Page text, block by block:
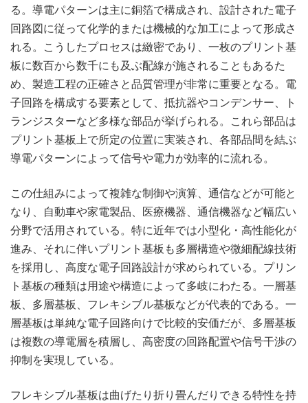
る。導電パターンは主に銅箔で構成され、設計された電子
回路図に従って化学的または機械的な加工によって形成さ
れる。こうしたプロセスは緻密であり、一枚のプリント基
板に数百から数千にも及ぶ配線が施されることもあるた
め、製造工程の正確さと品質管理が非常に重要となる。電
子回路を構成する要素として、抵抗器やコンデンサー、ト
ランジスターなど多様な部品が挙げられる。これら部品は
プリント基板上で所定の位置に実装され、各部品間を結ぶ
導電パターンによって信号や電力が効率的に流れる。
この仕組みによって複雑な制御や演算、通信などが可能と
なり、自動車や家電製品、医療機器、通信機器など幅広い
分野で活用されている。特に近年では小型化・高性能化が
進み、それに伴いプリント基板も多層構造や微細配線技術
を採用し、高度な電子回路設計が求められている。プリン
ト基板の種類は用途や構造によって多岐にわたる。一層基
板、多層基板、フレキシブル基板などが代表的である。一
層基板は単純な電子回路向けで比較的安価だが、多層基板
は複数の導電層を積層し、高密度の回路配置や信号干渉の
抑制を実現している。
フレキシブル基板は曲げたり折り畳んだりできる特性を持